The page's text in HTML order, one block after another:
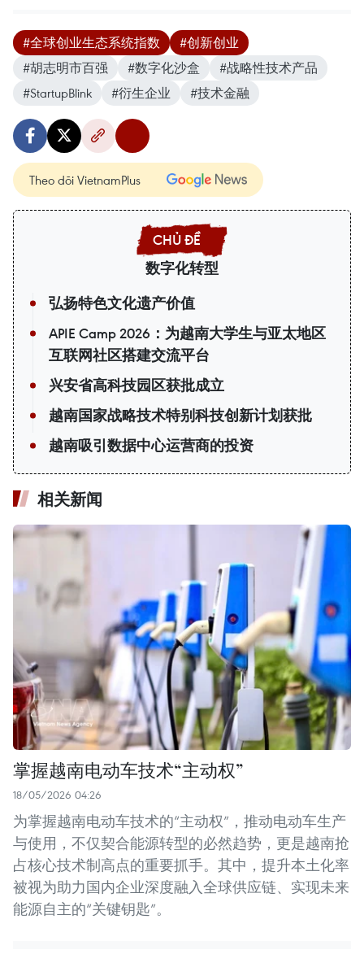
#全球创业生态系统指数
#创新创业
#胡志明市百强
#数字化沙盒
#战略性技术产品
#StartupBlink
#衍生企业 #技术金融
Theo dõi VietnamPlus
数字化转型
弘扬特色文化遗产价值
APIE Camp 2026：为越南大学生与亚太地区
互联网社区搭建交流平台
兴安省高科技园区获批成立
越南国家战略技术特别科技创新计划获批
越南吸引数据中心运营商的投资
相关新闻
掌握越南电动车技术“主动权”
18/05/2026 04:26
为掌握越南电动车技术的“主动权”，推动电动车生产
与使用，不仅契合能源转型的必然趋势，更是越南抢
占核心技术制高点的重要抓手。其中，提升本土化率
被视为助力国内企业深度融入全球供应链、实现未来
能源自主的“关键钥匙”。